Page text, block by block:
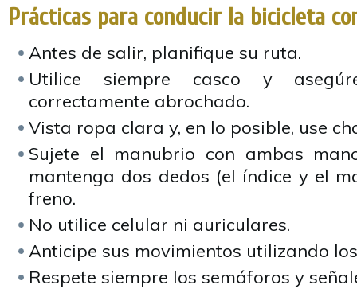
Prácticas para conducir la bicicleta
Antes de salir, planifique su ruta.
Utilice siempre casco y
correctamente abrochado.
Vista ropa clara y, en lo posible, use
Sujete el manubrio con ambas
mantenga dos dedos (el índice y el
freno.
No utilice celular ni auriculares.
Anticipe sus movimientos utilizando
Respete siempre los semáforos y